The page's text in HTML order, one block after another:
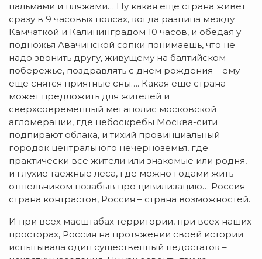
пальмами и пляжами… Ну какая еще страна живет
сразу в 9 часовых поясах, когда разница между
Камчаткой и Калининградом 10 часов, и обедая у
подножья Авачинской сопки понимаешь, что не
надо звонить другу, живущему на балтийском
побережье, поздравлять с днем рождения – ему
еще снятся приятные сны…. Какая еще страна
может предложить для жителей и
сверхсовременный мегаполис московской
агломерации, где небоскребы Москва-сити
подпирают облака, и тихий провинциальный
городок центрального нечерноземья, где
практически все жители или знакомые или родня,
и глухие таежные леса, где можно годами жить
отшельником позабыв про цивилизацию… Россия –
страна контрастов, Россия – страна возможностей.
И при всех масштабах территории, при всех наших
просторах, Россия на протяжении своей истории
испытывала один существенный недостаток –